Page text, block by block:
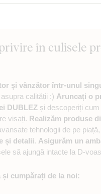
în culisele
și vânzător într-unul
calității :) Aruncați o
DUBLEZ și descoperiți cum
visați. Realizăm produse
tehnologii de pe piață,
și detalii. Asigurăm un
să ajungă intacte la D-
cumpărați de la noi: